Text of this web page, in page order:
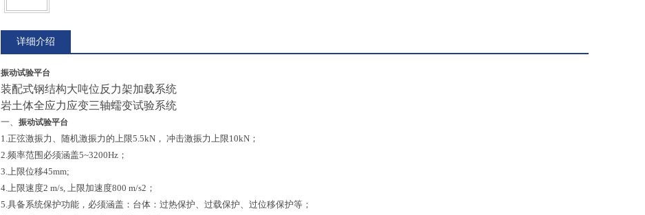
详细介绍
振动试验平台
装配式钢结构大吨位反力架加载系统
岩土体全应力应变三轴蠕变试验系统
一、 振动试验平台
1.正弦激振力、随机激振力的上限5.5kN， 冲击激振力上限10kN；
2.频率范围必须涵盖5~3200Hz；
3.上限位移45mm;
4.上限速度2 m/s, 上限加速度800 m/s2；
5.具备系统保护功能，必须涵盖：台体：过热保护、过载保护、过位移保护等；